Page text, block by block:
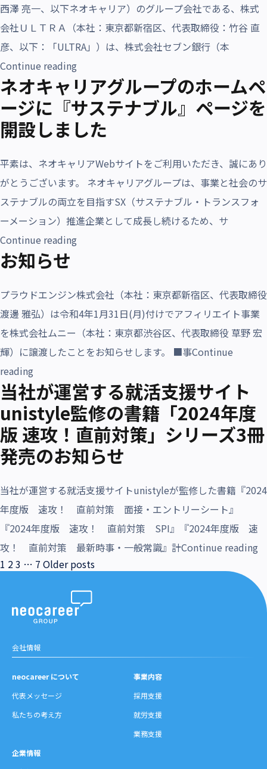
西澤 亮一、以下ネオキャリア）のグループ会社である、株式
会社ＵＬＴＲＡ（本社：東京都新宿区、代表取締役：⽵⾕ 直
彦、以下：「ULTRA」）は、株式会社セブン銀⾏（本
Continue reading“誰でも作れるVisaプリペイド ultra pay カ
ネオキャリアグループのホームペ
ージに『サステナブル』ページを
開設しました
平素は、ネオキャリアWebサイトをご利用いただき、誠にあり
がとうございます。 ネオキャリアグループは、事業と社会のサ
ステナブルの両立を目指すSX（サステナブル・トランスフォ
ーメーション）推進企業として成長し続けるため、サ
Continue reading“ネオキャリアグループのホームページに
お知らせ
プラウドエンジン株式会社（本社：東京都新宿区、代表取締役
渡邊 雅弘）は令和4年1月31日(月)付けでアフィリエイト事業
を株式会社ムニー（本社：東京都渋谷区、代表取締役 草野 宏
輝）に譲渡したことをお知らせします。 ■事Continue
reading“お知らせ”
当社が運営する就活支援サイト
unistyle監修の書籍「2024年度
版 速攻！直前対策」シリーズ3冊
発売のお知らせ
当社が運営する就活支援サイトunistyleが監修した書籍『2024
年度版 速攻！ 直前対策 面接・エントリーシート』
『2024年度版 速攻！ 直前対策 SPI』『2024年度版 速
攻！ 直前対策 最新時事・一般常識』計Continue reading“
投
1 23 … 7 Older posts
会社情報
neocareer について
代表メッセージ
私たちの考え方
事業内容
採用支援
就労支援
業務支援
企業情報